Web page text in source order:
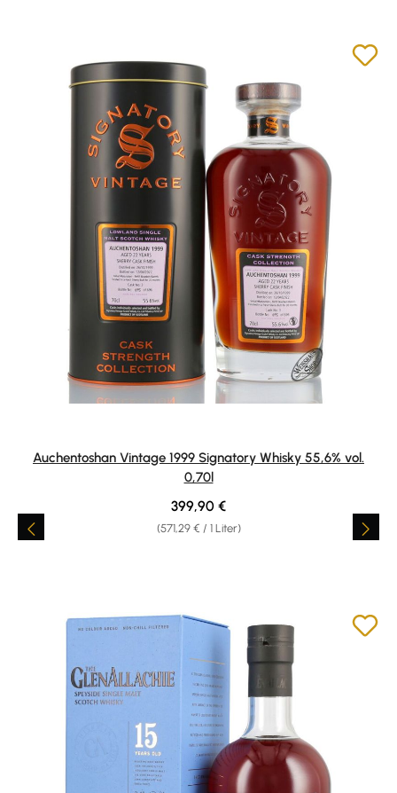
Auchentoshan Vintage 1999 Signatory Whisky 55,6% vol.
0,70l
(571,29 € / 1 Liter)
Regulärer Preis:
399,90 €